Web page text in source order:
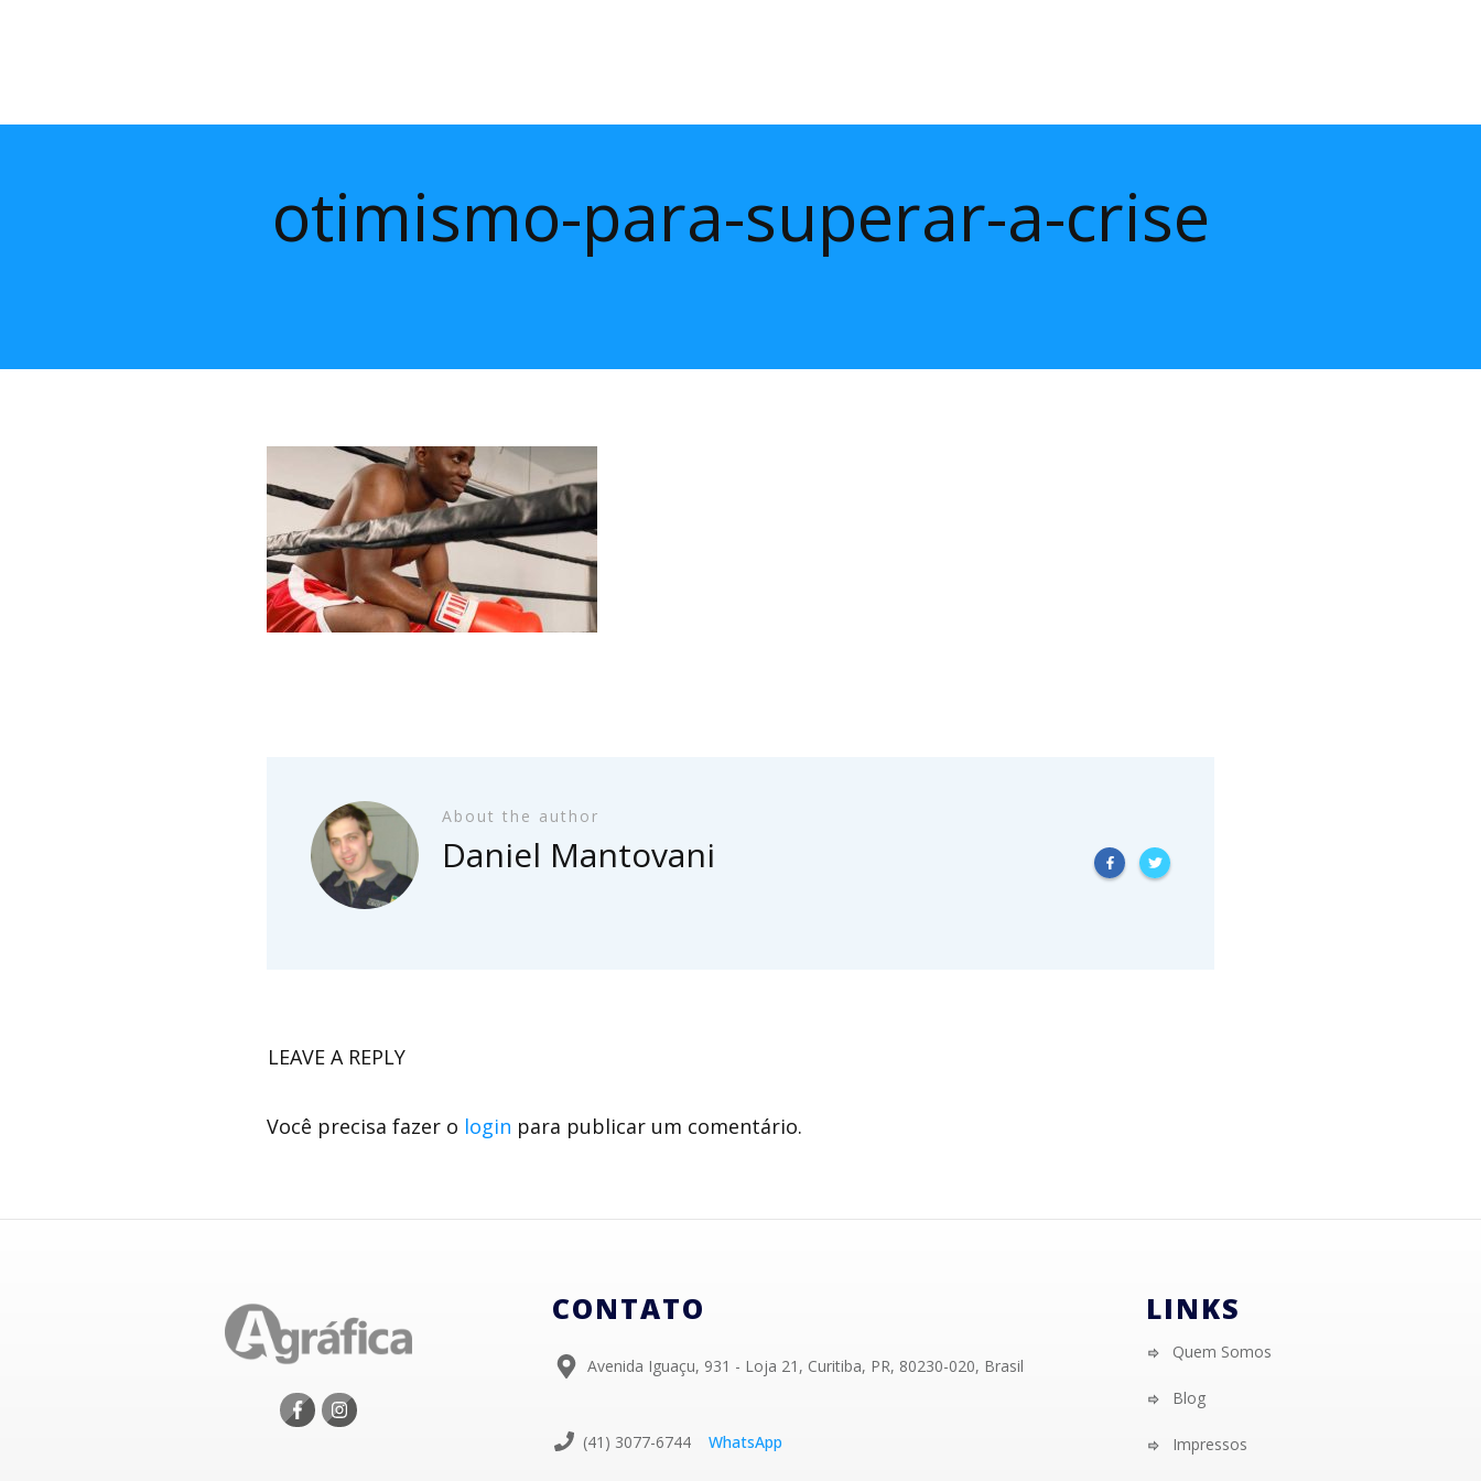
otimismo-para-superar-a-crise
About the author
Daniel Mantovani
LEAVE A REPLY
Você precisa fazer o login para publicar um comentário.
CONTATO
Avenida Iguaçu, 931 - Loja 21, Curitiba, PR, 80230-020, Brasil
(41) 3077-6744 WhatsApp
LINKS
Quem Somos
Blog
Impressos